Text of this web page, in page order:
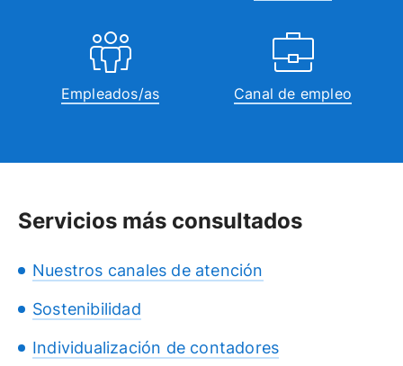
Empleados/as Canal de empleo
Servicios más consultados
Nuestros canales de atención
Sostenibilidad
Individualización de contadores